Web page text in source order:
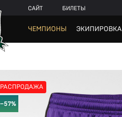
САЙТ БИЛЕТЫ
ЧЕМПИОНЫ ЭКИПИРОВКА
РАСПРОДАЖА
−57%